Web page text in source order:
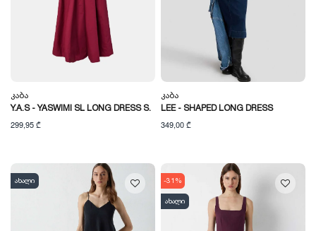
Კაბა
Y.A.S - YASWIMI SL LONG DRESS S.
299,95 ₾
Კაბა
LEE - SHAPED LONG DRESS
349,00 ₾
ახალი
-31%
ახალი